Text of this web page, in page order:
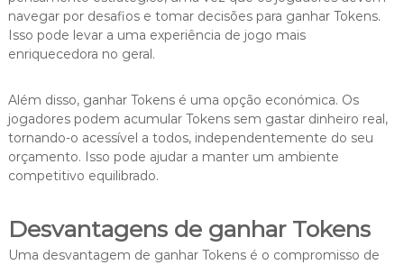
navegar por desafios e tomar decisões para ganhar Tokens.
Isso pode levar a uma experiência de jogo mais
enriquecedora no geral.
Além disso, ganhar Tokens é uma opção económica. Os
jogadores podem acumular Tokens sem gastar dinheiro real,
tornando-o acessível a todos, independentemente do seu
orçamento. Isso pode ajudar a manter um ambiente
competitivo equilibrado.
Desvantagens de ganhar Tokens
Uma desvantagem de ganhar Tokens é o compromisso de